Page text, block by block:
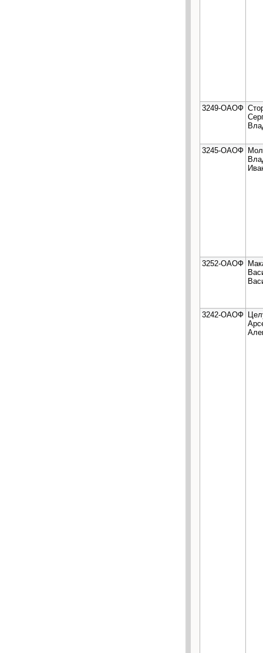
3249-ОАОФ
3245-ОАОФ
3252-ОАОФ
3242-ОАОФ